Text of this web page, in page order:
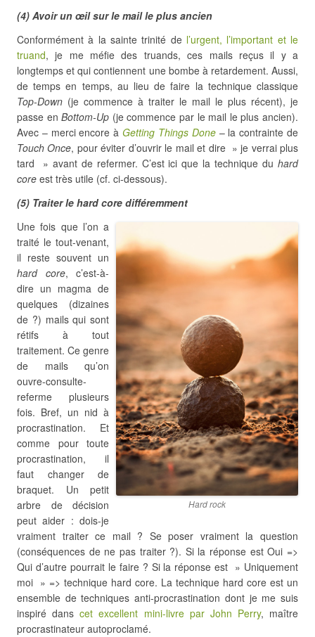
(4) Avoir un œil sur le mail le plus ancien
Conformément à la sainte trinité de l’urgent, l’important et le
truand, je me méfie des truands, ces mails reçus il y a
longtemps et qui contiennent une bombe à retardement. Aussi,
de temps en temps, au lieu de faire la technique classique
Top-Down (je commence à traiter le mail le plus récent), je
passe enBottom-Up (je commence par le mail le plus ancien).
Avec – merci encore àGetting Things Done– la contrainte de
Touch Once, pour éviter d’ouvrir le mail et dire » je verrai plus
tard » avant de refermer. C’est ici que la technique du hard
core est très utile (cf. ci-dessous).
(5) Traiter le hard core différemment
Hard rock
Une fois que l’on a
traité le tout-venant,
il reste souvent un
hard core, c’est-à-
dire un magma de
quelques (dizaines
de ?) mails qui sont
rétifs à tout
traitement. Ce genre
de mails qu’on
ouvre-consulte-
referme plusieurs
fois. Bref, un nid à
procrastination. Et
comme pour toute
procrastination, il
faut changer de
braquet. Un petit
arbre de décision
peut aider : dois-je
vraiment traiter ce mail ? Se poser vraiment la question
(conséquences de ne pas traiter ?). Si la réponse est Oui =>
Qui d’autre pourrait le faire ? Si la réponse est » Uniquement
moi » => technique hard core. La technique hard core est un
ensemble de techniques anti-procrastination dont je me suis
inspiré danscet excellent mini-livre par John Perry, maître
procrastinateur autoproclamé.